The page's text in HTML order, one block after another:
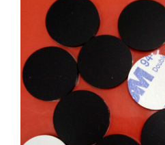
Larger
Image